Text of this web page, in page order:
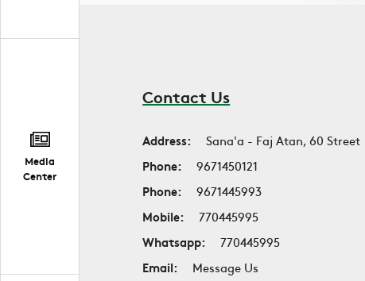
Media
Center
Contact Us
Address:
Sana'a - Faj Atan, 60 Street
Phone:
9671450121
Phone:
9671445993
Mobile:
770445995
Whatsapp:
770445995
Email:
Message Us